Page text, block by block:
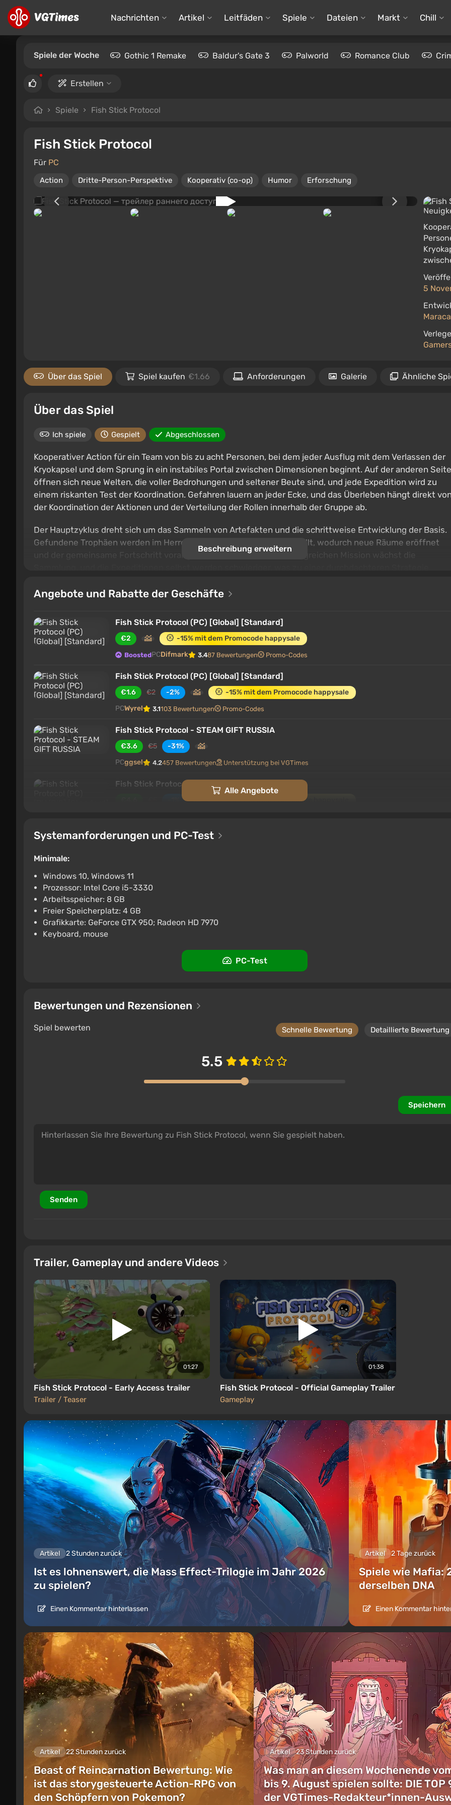
Nachrichten Artikel Leitfäden Spiele Dateien Markt Chill
Spiele der Woche Gothic 1 Remake Baldur's Gate 3 Palworld Romance Club
Erstellen
Spiele Fish Stick Protocol
Fish Stick Protocol
Für PC
Action Dritte-Person-Perspektive Kooperativ (co-op) Humor Erforschung
5
Über das Spiel Spiel kaufen €1.66 Anforderungen Galerie Ähnliche
Über das Spiel
Ich spiele Gespielt Abgeschlossen
Kooperativer Action für ein Team von bis zu acht Personen, bei dem jeder Ausflug mit dem Verlassen der
Kryokapsel und dem Sprung in ein instabiles Portal zwischen Dimensionen beginnt. Auf der anderen Seite
öffnen sich neue Welten, die voller Bedrohungen und seltener Beute sind, und jede Expedition wird zu
einem riskanten Test der Koordination. Gefahren lauern an jeder Ecke, und das Überleben hängt direkt
der Koordination der Aktionen und der Verteilung der Rollen innerhalb der Gruppe ab.
Der Hauptzyklus dreht sich um das Sammeln von Artefakten und die schrittweise Entwicklung der Basis.
Gefundene Trophäen werden im Herrenhaus des Besitzers ausgestellt, wodurch neue Räume eröffnet
und der gemeinsame Fortschritt vorangetrieben wird. Mit jeder erfolgreichen Mission wächst die
Beschreibung erweitern
Angebote und Rabatte der Geschäfte
Fish Stick Protocol (PC) [Global] [Standard]
€2 -15% mit dem Promocode happysale
BoostedPCDifmark 3.487 Bewertungen Promo-Codes
Fish Stick Protocol (PC) [Global] [Standard]
€1.6 €2 -2%
-15% mit dem Promocode happysale
PCWyrel 3.1103 Bewertungen Promo-Codes
Fish Stick Protocol - STEAM GIFT RUSSIA
€3.6 €5
-31%
PCggsel 4.2457 Bewertungen Unterstützung bei VGTimes
Fish Stick Protocol (PC) [RU/CIS] [Standard]
-15% mit dem Promocode happysale
Fish Stick Protocol STEAM KEY Russia and CIS
Fish Stick Protocol / Steam Key / RU+CIS | AUTO DELIVERY 24/7
€5.01
PCggsel 4.2457 Bewertungen
Alle Angebote
Systemanforderungen und PC-Test
Minimale:
Windows 10, Windows 11
Prozessor: Intel Core i5-3330
Arbeitsspeicher: 8 GB
Freier Speicherplatz: 4 GB
Grafikkarte: GeForce GTX 950; Radeon HD 7970
Keyboard, mouse
PC-Test
Bewertungen und Rezensionen
Spiel bewerten Schnelle Bewertung Detaillierte Bewertung
5.5
Speichern
Senden
Trailer, Gameplay und andere Videos
01:27
Fish Stick Protocol - Early Access trailer
Trailer / Teaser
01:38
Fish Stick Protocol - Official Gameplay Trailer
Gameplay
Artikel 2 Stunden zurück
Ist es lohnenswert, die Mass Effect-Trilogie im Jahr 2026
zu spielen?
Einen Kommentar hinterlassen
Artikel 2 Tage zurück
Spiele wie Mafia:
derselben DNA
Einen Kommentar
Artikel 22 Stunden zurück
Beast of Reincarnation Bewertung: Wie
ist das storygesteuerte Action-RPG von
den Schöpfern von Pokemon?
Artikel 23 Stunden zurück
Was man an diesem Wochenende
bis 9. August spielen sollte: DIE TOP
der VGTimes-Redakteur*innen-